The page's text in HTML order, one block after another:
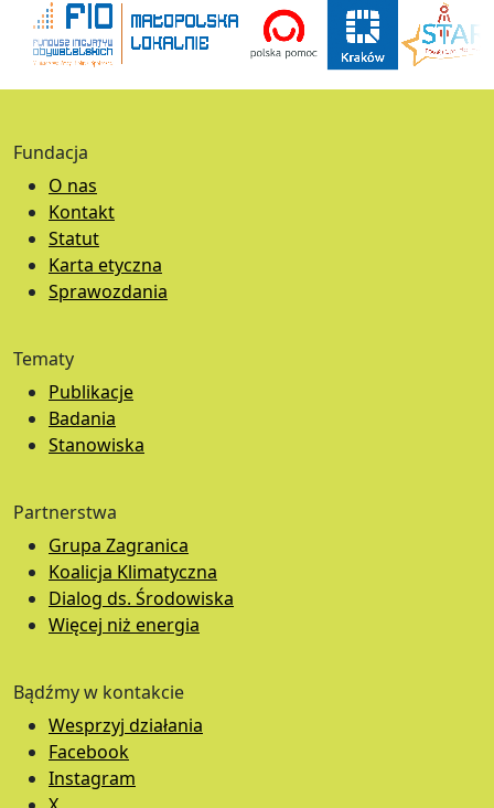
Fundacja
O nas
Kontakt
Statut
Karta etyczna
Sprawozdania
Tematy
Publikacje
Badania
Stanowiska
Partnerstwa
Grupa Zagranica
Koalicja Klimatyczna
Dialog ds. Środowiska
Więcej niż energia
Bądźmy w kontakcie
Wesprzyj działania
Facebook
Instagram